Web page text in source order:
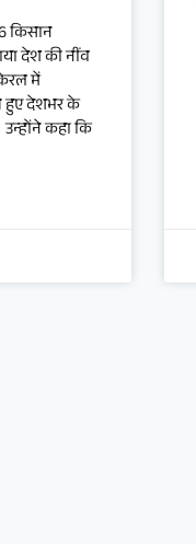
किसान
देश की नींव
में
हुए देशभर के
कहा कि